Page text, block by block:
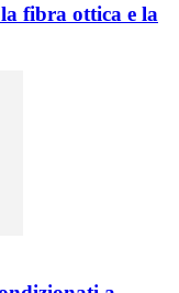
fibra ottica e la